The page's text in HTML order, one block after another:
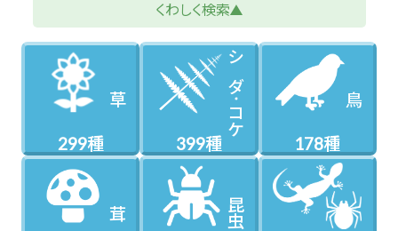
くわしく検索
草
299種
シダ
コケ
399種
鳥
178種
茸 昆虫